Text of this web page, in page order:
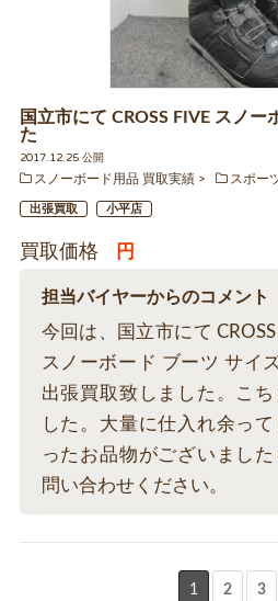
国立市にて CROSS FIVE スノー
た
2017.12.25 公開
スノーボード用品 買取実績
スポー
出張買取 小平店
買取価格 円
担当バイヤーからのコメント
今回は、国立市にて
スノーボード ブーツ サイ
出張買取致しました。こ
した。大量に仕入れ余っ
ったお品物がございまし
問い合わせください。
1 2 3